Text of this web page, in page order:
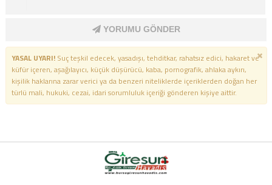
YORUMU GÖNDER
YASAL UYARI!Suç teşkil edecek, yasadışı, tehditkar, rahatsız edici, hakaret ve
küfür içeren, aşağılayıcı, küçük düşürücü, kaba, pornografik, ahlaka aykırı,
kişilik haklarına zarar verici ya da benzeri niteliklerde içeriklerden doğan her
türlü mali, hukuki, cezai, idari sorumluluk içeriği gönderen kişiye aittir.